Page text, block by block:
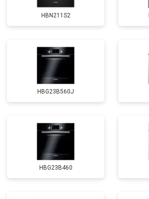
HBN211S2
HBG23B560J
HBG23B460